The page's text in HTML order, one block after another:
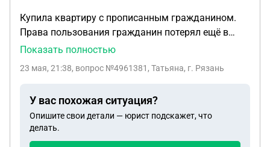
Купила квартиру с прописанным гражданином.
Права пользования гражданин потерял ещё в
январе, квартира стала собственностью банка, я у
буду иметь право обратиться в суд? Слышала что
требованием чтобы гражданин выписался.
Вопрос куда ему направлять если он прописан у
меня, но тут не проживает?
Показать полностью
23 мая, 21:38, вопрос №4961381, Татьяна, г. Рязань
У вас похожая ситуация?
Опишите свои детали — юрист подскажет, что
делать.